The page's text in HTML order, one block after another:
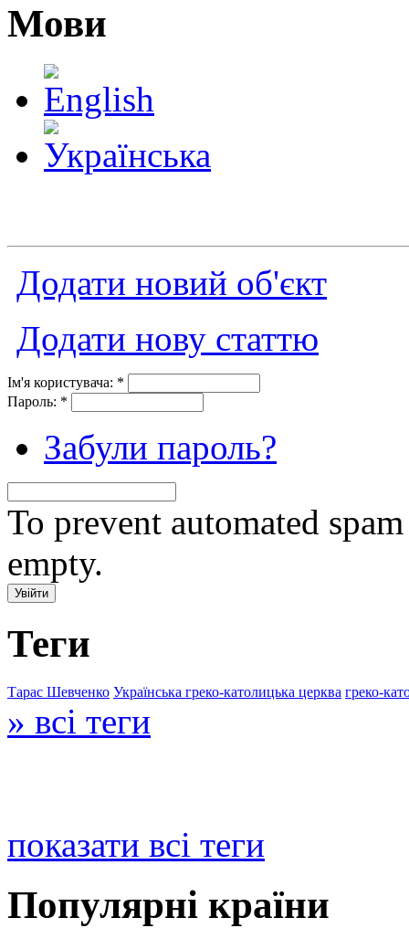
Мови
Додати новий об'єкт
Додати нову статтю
Ім'я користувача: *
Пароль: *
Забули пароль?
To prevent automated
empty.
Теги
Тарас Шевченко Українська греко-католицька церква греко-
» всі теги
показати всі теги
Популярні країни